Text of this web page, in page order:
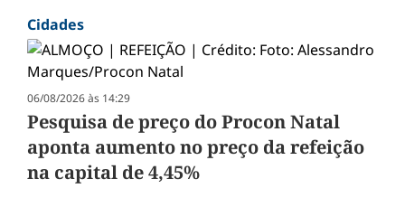
Cidades
06/08/2026 às 14:29
Pesquisa de preço do Procon Natal
aponta aumento no preço da refeição
na capital de 4,45%